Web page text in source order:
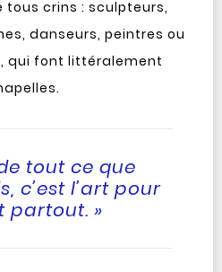
crins : sculpteurs,
danseurs, peintres ou
qui font littéralement
tout ce que
c’est l’art pour
partout. »